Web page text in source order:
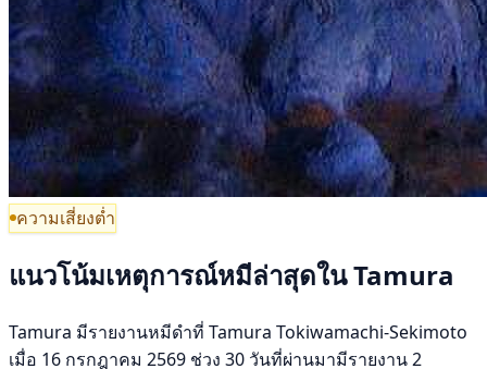
ความเสี่ยงต่ำ
แนวโน้มเหตุการณ์หมีล่าสุดใน Tamura
Tamura มีรายงานหมีดำที่ Tamura Tokiwamachi-Sekimoto
เมื่อ 16 กรกฎาคม 2569 ช่วง 30 วันที่ผ่านมามีรายงาน 2